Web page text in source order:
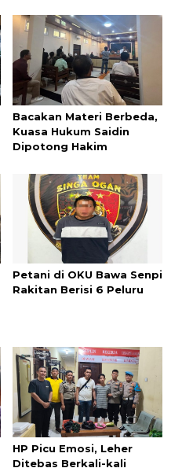
Bacakan Materi Berbeda,
Kuasa Hukum Saidin
Dipotong Hakim
Petani di OKU Bawa Senpi
Rakitan Berisi 6 Peluru
HP Picu Emosi, Leher
Ditebas Berkali-kali